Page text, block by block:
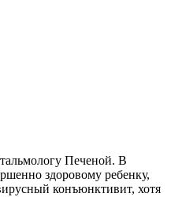
Печеной. В
здоровому ребенку,
конъюнктивит, хотя